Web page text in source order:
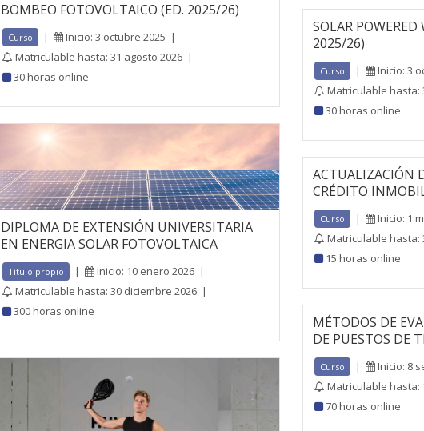
BOMBEO FOTOVOLTAICO (ED. 2025/26)
Curso | Inicio: 3 octubre 2025 |
Matriculable hasta: 31 agosto 2026 |
30 horas online
SOLAR POWERED
2025/26)
Curso | Inicio: 3
Matriculable hasta:
30 horas online
DIPLOMA DE EXTENSIÓN UNIVERSITARIA
EN ENERGIA SOLAR FOTOVOLTAICA
Título propio | Inicio: 10 enero 2026 |
Matriculable hasta: 30 diciembre 2026 |
300 horas online
ACTUALIZACIÓN
CRÉDITO
Curso | Inicio: 1
Matriculable hasta:
15 horas online
MÉTODOS DE
DE PUESTOS DE
Curso | Inicio: 8
Matriculable hasta:
70 horas online